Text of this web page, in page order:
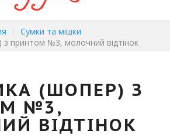
Сумки та мішки
з принтом №3, молочний відтінок
(ШОПЕР) З
№3,
ВІДТІНОК